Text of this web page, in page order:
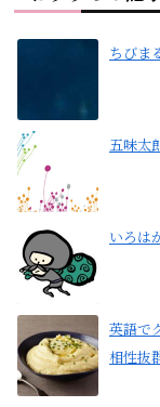
ちびま
五味太
いろは
英語で
相性抜